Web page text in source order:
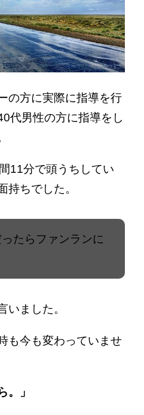
の方に実際に指導を行
代男性の方に指導をし
11分で頭うちしてい
持ちでした。
ったらファンランに
いました。
も今も変わっていませ
。」